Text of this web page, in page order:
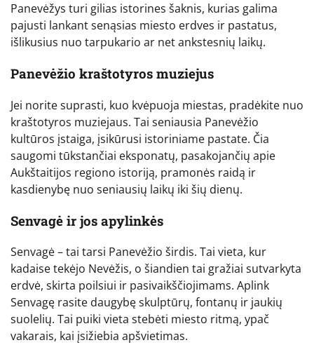
Panevėžys turi gilias istorines šaknis, kurias galima
pajusti lankant senąsias miesto erdves ir pastatus,
išlikusius nuo tarpukario ar net ankstesnių laikų.
Panevėžio kraštotyros muziejus
Jei norite suprasti, kuo kvėpuoja miestas, pradėkite nuo
kraštotyros muziejaus. Tai seniausia Panevėžio
kultūros įstaiga, įsikūrusi istoriniame pastate. Čia
saugomi tūkstančiai eksponatų, pasakojančių apie
Aukštaitijos regiono istoriją, pramonės raidą ir
kasdienybę nuo seniausių laikų iki šių dienų.
Senvagė ir jos apylinkės
Senvagė – tai tarsi Panevėžio širdis. Tai vieta, kur
kadaise tekėjo Nevėžis, o šiandien tai gražiai sutvarkyta
erdvė, skirta poilsiui ir pasivaikščiojimams. Aplink
Senvagę rasite daugybę skulptūrų, fontanų ir jaukių
suolelių. Tai puiki vieta stebėti miesto ritmą, ypač
vakarais, kai įsižiebia apšvietimas.